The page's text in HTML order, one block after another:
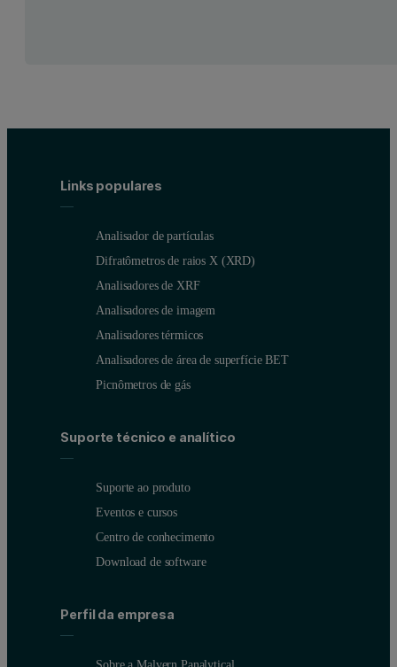
Links populares
Analisador de partículas
Difratômetros de raios X (XRD)
Analisadores de XRF
Analisadores de imagem
Analisadores térmicos
Analisadores de área de superfície BET
Picnômetros de gás
Suporte técnico e analítico
Suporte ao produto
Eventos e cursos
Centro de conhecimento
Download de software
Perfil da empresa